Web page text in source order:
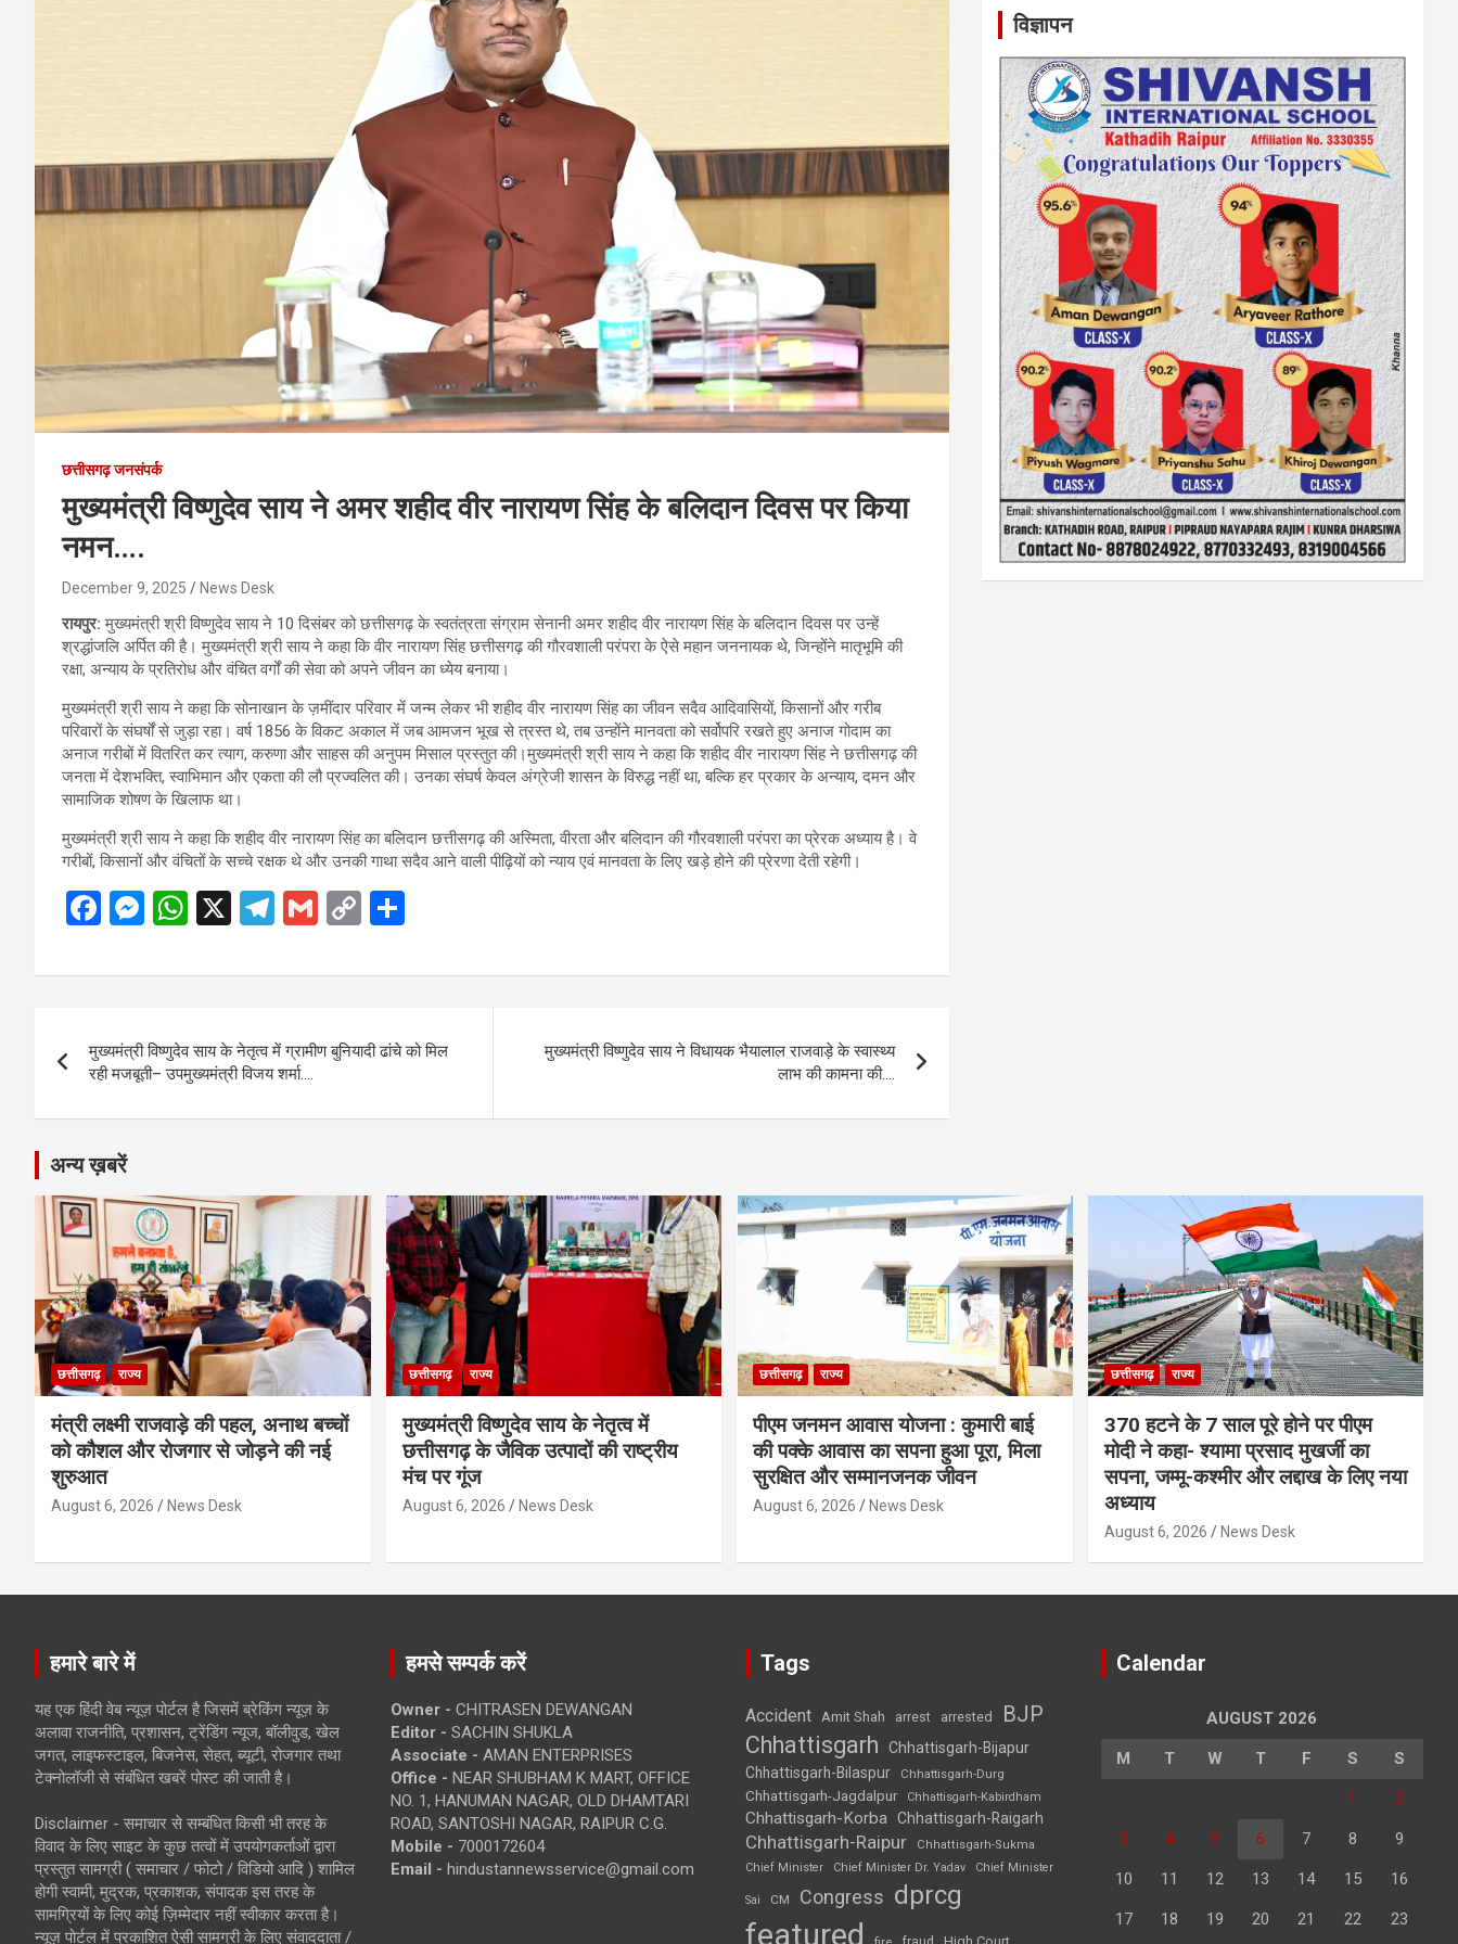
छत्तीसगढ़ जनसंपर्क
मुख्यमंत्री विष्णुदेव साय ने अमर शहीद वीर नारायण सिंह के बलिदान दिवस पर किया
नमन….
December 9, 2025 News Desk
रायपुर:मुख्यमंत्री श्री विष्णुदेव साय ने 10 दिसंबर को छत्तीसगढ़ के स्वतंत्रता संग्राम सेनानी अमर शहीद वीर नारायण सिंह के बलिदान दिवस पर उन्हें
श्रद्धांजलि अर्पित की है। मुख्यमंत्री श्री साय ने कहा कि वीर नारायण सिंह छत्तीसगढ़ की गौरवशाली परंपरा के ऐसे महान जननायक थे, जिन्होंने मातृभूमि की
रक्षा, अन्याय के प्रतिरोध और वंचित वर्गों की सेवा को अपने जीवन का ध्येय बनाया।
मुख्यमंत्री श्री साय ने कहा कि सोनाखान के ज़मींदार परिवार में जन्म लेकर भी शहीद वीर नारायण सिंह का जीवन सदैव आदिवासियों, किसानों और गरीब
परिवारों के संघर्षों से जुड़ा रहा। वर्ष 1856 के विकट अकाल में जब आमजन भूख से त्रस्त थे, तब उन्होंने मानवता को सर्वोपरि रखते हुए अनाज गोदाम का
अनाज गरीबों में वितरित कर त्याग, करुणा और साहस की अनुपम मिसाल प्रस्तुत की।मुख्यमंत्री श्री साय ने कहा कि शहीद वीर नारायण सिंह ने छत्तीसगढ़ की
जनता में देशभक्ति, स्वाभिमान और एकता की लौ प्रज्वलित की। उनका संघर्ष केवल अंग्रेजी शासन के विरुद्ध नहीं था, बल्कि हर प्रकार के अन्याय, दमन और
सामाजिक शोषण के खिलाफ था।
मुख्यमंत्री श्री साय ने कहा कि शहीद वीर नारायण सिंह का बलिदान छत्तीसगढ़ की अस्मिता, वीरता और बलिदान की गौरवशाली परंपरा का प्रेरक अध्याय है। वे
गरीबों, किसानों और वंचितों के सच्चे रक्षक थे और उनकी गाथा सदैव आने वाली पीढ़ियों को न्याय एवं मानवता के लिए खड़े होने की प्रेरणा देती रहेगी।
F
ce
o
o
k
M
se
g
er
W
at
A
p
p
X
T
e
a
m
G
ail
C
py
n
ar
navigation
मुख्यमंत्री विष्णुदेव साय के नेतृत्व में ग्रामीण बुनियादी ढांचे को मिल
रही मजबूती– उपमुख्यमंत्री विजय शर्मा….
मुख्यमंत्री विष्णुदेव साय ने विधायक भैयालाल राजवाड़े के स्वास्थ्य
लाभ की कामना की….
विज्ञापन
अन्य ख़बरें
छत्तीसगढ़ राज्य
मंत्री लक्ष्मी राजवाड़े की पहल, अनाथ बच्चों
को कौशल और रोजगार से जोड़ने की नई
शुरुआत
August 6, 2026 News Desk
छत्तीसगढ़ राज्य
मुख्यमंत्री विष्णुदेव साय के नेतृत्व में
छत्तीसगढ़ के जैविक उत्पादों की राष्ट्रीय
मंच पर गूंज
August 6, 2026 News Desk
छत्तीसगढ़ राज्य
पीएम जनमन आवास योजना : कुमारी बाई
की पक्के आवास का सपना हुआ पूरा, मिला
सुरक्षित और सम्मानजनक जीवन
August 6, 2026 News Desk
छत्तीसगढ़ राज्य
370 हटने के 7 साल पूरे होने पर पीएम
मोदी ने कहा- श्यामा प्रसाद मुखर्जी का
सपना, जम्मू-कश्मीर और लद्दाख के लिए नया
अध्याय
August 6, 2026 News Desk
हमारे बारे में
यह एक हिंदी वेब न्यूज़ पोर्टल है जिसमें ब्रेकिंग न्यूज़ के
अलावा राजनीति, प्रशासन, ट्रेंडिंग न्यूज, बॉलीवुड, खेल
जगत, लाइफस्टाइल, बिजनेस, सेहत, ब्यूटी, रोजगार तथा
टेक्नोलॉजी से संबंधित खबरें पोस्ट की जाती है।
Disclaimer - समाचार से सम्बंधित किसी भी तरह के
विवाद के लिए साइट के कुछ तत्वों में उपयोगकर्ताओं द्वारा
प्रस्तुत सामग्री ( समाचार / फोटो / विडियो आदि ) शामिल
होगी स्वामी, मुद्रक, प्रकाशक, संपादक इस तरह के
सामग्रियों के लिए कोई ज़िम्मेदार नहीं स्वीकार करता है।
न्यूज़ पोर्टल में प्रकाशित ऐसी सामग्री के लिए संवाददाता /
हमसे सम्पर्क करें
Owner - CHITRASEN DEWANGAN
Editor - SACHIN SHUKLA
Associate - AMAN ENTERPRISES
Office - NEAR SHUBHAM K MART, OFFICE
NO. 1, HANUMAN NAGAR, OLD DHAMTARI
ROAD, SANTOSHI NAGAR, RAIPUR C.G.
Mobile - 7000172604
Email - hindustannewsservice@gmail.com
Tags
Accident Amit Shah arrest arrested BJP
Chhattisgarh
Chhattisgarh-Bijapur
Chhattisgarh-Bilaspur
Chhattisgarh-Durg
Chhattisgarh-Jagdalpur Chhattisgarh-Kabirdham
Chhattisgarh-Korba Chhattisgarh-Raigarh
Chhattisgarh-Raipur
Chhattisgarh-Sukma
Chief Minister
Chief Minister Dr. Yadav Chief Minister
Sai CM Congress dprcg
featured
Calendar
AUGUST 2026
M T W T F S S
1 2
3 4 5 6 7 8 9
10 11 12 13 14 15 16
17 18 19 20 21 22 23